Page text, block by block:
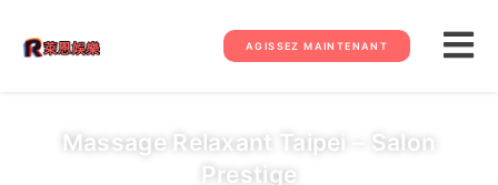
AGISSEZ MAINTENANT
Massage Relaxant Taipei – Salon
Prestige